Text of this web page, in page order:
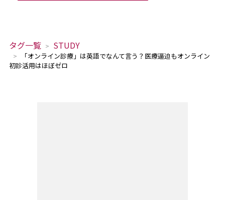
タグ一覧 STUDY
「オンライン診療」は英語でなんて言う？医療逼迫もオンライン
初診活用はほぼゼロ